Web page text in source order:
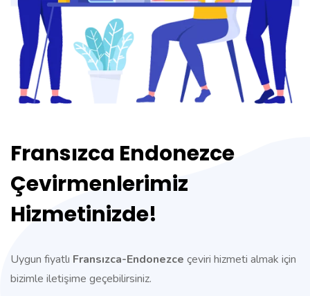
Fransızca Endonezce
Çevirmenlerimiz
Hizmetinizde!
Uygun fiyatlı Fransızca-Endonezce çeviri hizmeti almak için
bizimle iletişime geçebilirsiniz.